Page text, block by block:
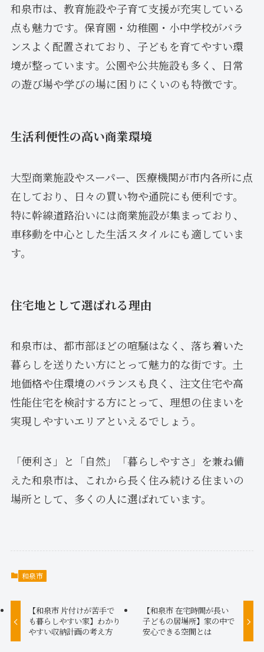
和泉市は、教育施設や子育て支援が充実している
点も魅力です。保育園・幼稚園・小中学校がバラ
ンスよく配置されており、子どもを育てやすい環
境が整っています。公園や公共施設も多く、日常
の遊び場や学びの場に困りにくいのも特徴です。
生活利便性の高い商業環境
大型商業施設やスーパー、医療機関が市内各所に点
在しており、日々の買い物や通院にも便利です。
特に幹線道路沿いには商業施設が集まっており、
車移動を中心とした生活スタイルにも適していま
す。
住宅地として選ばれる理由
和泉市は、都市部ほどの喧騒はなく、落ち着いた
暮らしを送りたい方にとって魅力的な街です。土
地価格や住環境のバランスも良く、注文住宅や高
性能住宅を検討する方にとって、理想の住まいを
実現しやすいエリアといえるでしょう。
「便利さ」と「自然」「暮らしやすさ」を兼ね備
えた和泉市は、これから長く住み続ける住まいの
場所として、多くの人に選ばれています。
和泉市
【和泉市 片付けが苦手で
も暮らしやすい家】わかり
やすい収納計画の考え方
【和泉市 在宅時間が長い
子どもの居場所】家の中で
安心できる空間とは